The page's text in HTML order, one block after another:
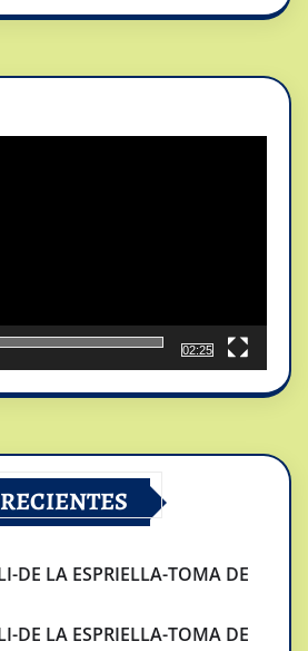
02:25
DE LA ESPRIELLA-TOMA DE
DE LA ESPRIELLA-TOMA DE